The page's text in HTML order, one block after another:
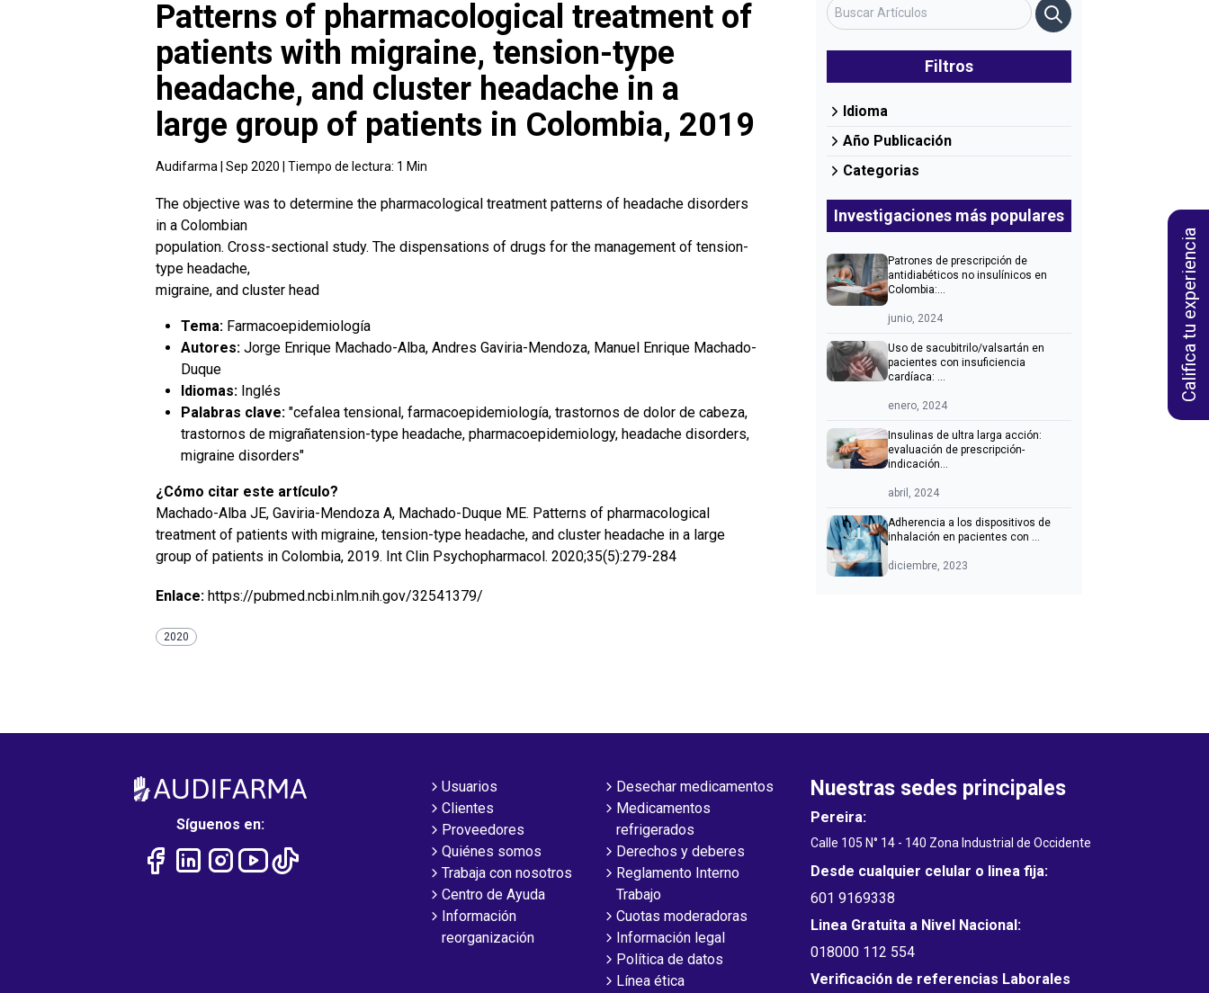
Patterns of pharmacological treatment of
patients with migraine, tension-type
headache, and cluster headache in a
large group of patients in Colombia, 2019
Audifarma |Sep 2020 | Tiempo de lectura: 1 Min
The objective was to determine the pharmacological treatment patterns of headache disorders
in a Colombian
population. Cross-sectional study. The dispensations of drugs for the management of tension-
type headache,
migraine, and cluster head
Tema: Farmacoepidemiología
Autores: Jorge Enrique Machado-Alba, Andres Gaviria-Mendoza, Manuel Enrique Machado-
Duque
Idiomas: Inglés
Palabras clave: "cefalea tensional, farmacoepidemiología, trastornos de dolor de cabeza,
trastornos de migrañatension-type headache, pharmacoepidemiology, headache disorders,
migraine disorders"
¿Cómo citar este artículo?
Machado-Alba JE, Gaviria-Mendoza A, Machado-Duque ME. Patterns of pharmacological
treatment of patients with migraine, tension-type headache, and cluster headache in a large
group of patients in Colombia, 2019. Int Clin Psychopharmacol. 2020;35(5):279-284
Enlace: https://pubmed.ncbi.nlm.nih.gov/32541379/
2020
Filtros
Idioma
Año Publicación
Categorias
Investigaciones más populares
Patrones de prescripción de
antidiabéticos no insulínicos en
Colombia:...
junio, 2024
Uso de sacubitrilo/valsartán en
pacientes con insuficiencia
cardíaca: ...
enero, 2024
Insulinas de ultra larga acción:
evaluación de prescripción-
indicación...
abril, 2024
Adherencia a los dispositivos de
inhalación en pacientes con ...
diciembre, 2023
Síguenos en:
Usuarios
Clientes
Proveedores
Quiénes somos
Trabaja con nosotros
Centro de Ayuda
Información
reorganización
Desechar medicamentos
Medicamentos
refrigerados
Derechos y deberes
Reglamento Interno
Trabajo
Cuotas moderadoras
Información legal
Política de datos
Línea ética
Nuestras sedes principales
Pereira:
Calle 105 N° 14 - 140 Zona Industrial de Occidente
Desde cualquier celular o linea fija:
601 9169338
Linea Gratuita a Nivel Nacional:
018000 112 554
Verificación de referencias Laborales
Califica tu experiencia